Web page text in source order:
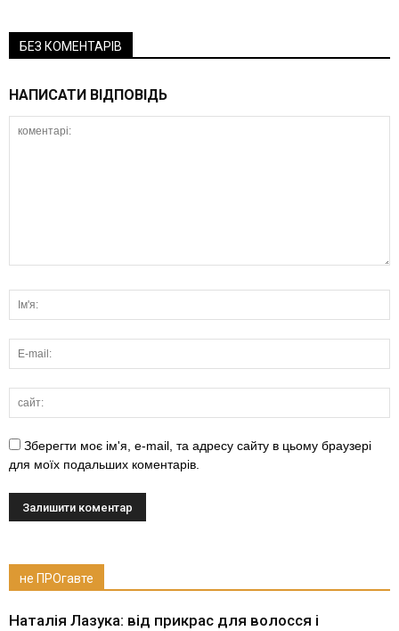
БЕЗ КОМЕНТАРІВ
НАПИСАТИ ВІДПОВІДЬ
Зберегти моє ім'я, e-mail, та адресу сайту в цьому браузері
для моїх подальших коментарів.
не ПРОгавте
Наталія Лазука: від прикрас для волосся і